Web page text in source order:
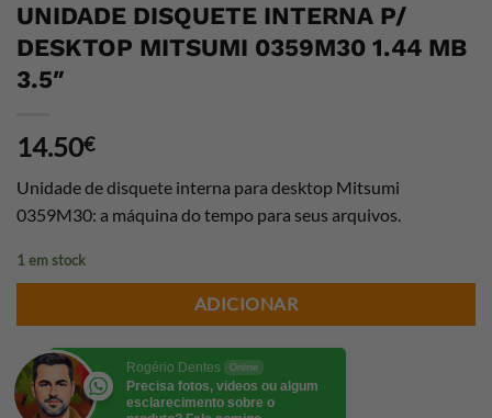
UNIDADE DISQUETE INTERNA P/
DESKTOP MITSUMI 0359M30 1.44 MB
3.5″
14.50€
Unidade de disquete interna para desktop Mitsumi
0359M30: a máquina do tempo para seus arquivos.
1 em stock
ADICIONAR
Rogério Dentes Online
Precisa fotos, videos ou algum
esclarecimento sobre o